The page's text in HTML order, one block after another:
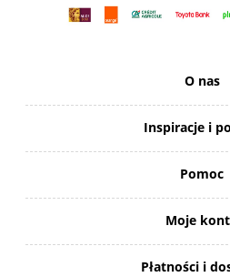
O nas
Inspiracje i
Pomoc
Moje
Płatności i